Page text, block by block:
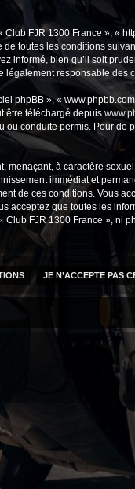
FJR 1300 France », «
toutes les conditions
informé, bien qu’il soit
responsable
phpBB », «
être téléchargé depuis
conduite permis. Pour
à caractère
immédiat et
de ces conditions. Vous
acceptez que toutes les
FJR 1300 France », ni